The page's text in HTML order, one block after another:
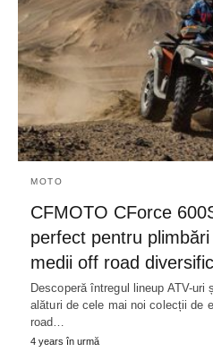
MOTO
CFMOTO CForce
perfect pentru
medii off road
Descoperă întregul lineup ATV-uri
alături de cele mai noi colecții de
road…
4 years în urmă